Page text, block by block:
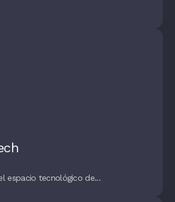
espacio tecnológico de...